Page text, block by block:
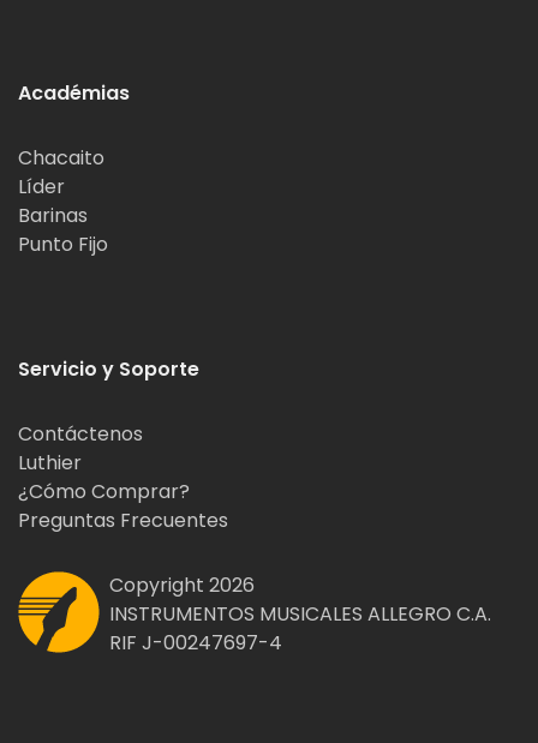
Académias
Chacaito
Líder
Barinas
Punto Fijo
Servicio y Soporte
Contáctenos
Luthier
¿Cómo Comprar?
Preguntas Frecuentes
Copyright 2026
INSTRUMENTOS MUSICALES ALLEGRO C.A.
RIF J-00247697-4